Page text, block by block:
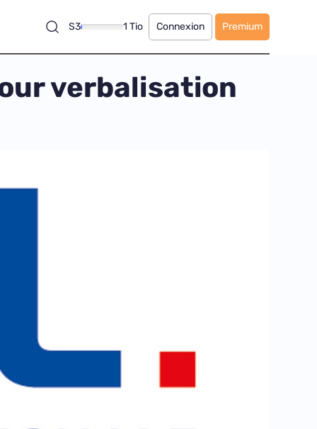
S3 1 Tio Connexion Premium
verbalisation